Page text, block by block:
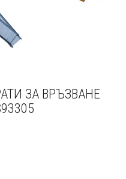
ЗА ВРЪЗВАНЕ